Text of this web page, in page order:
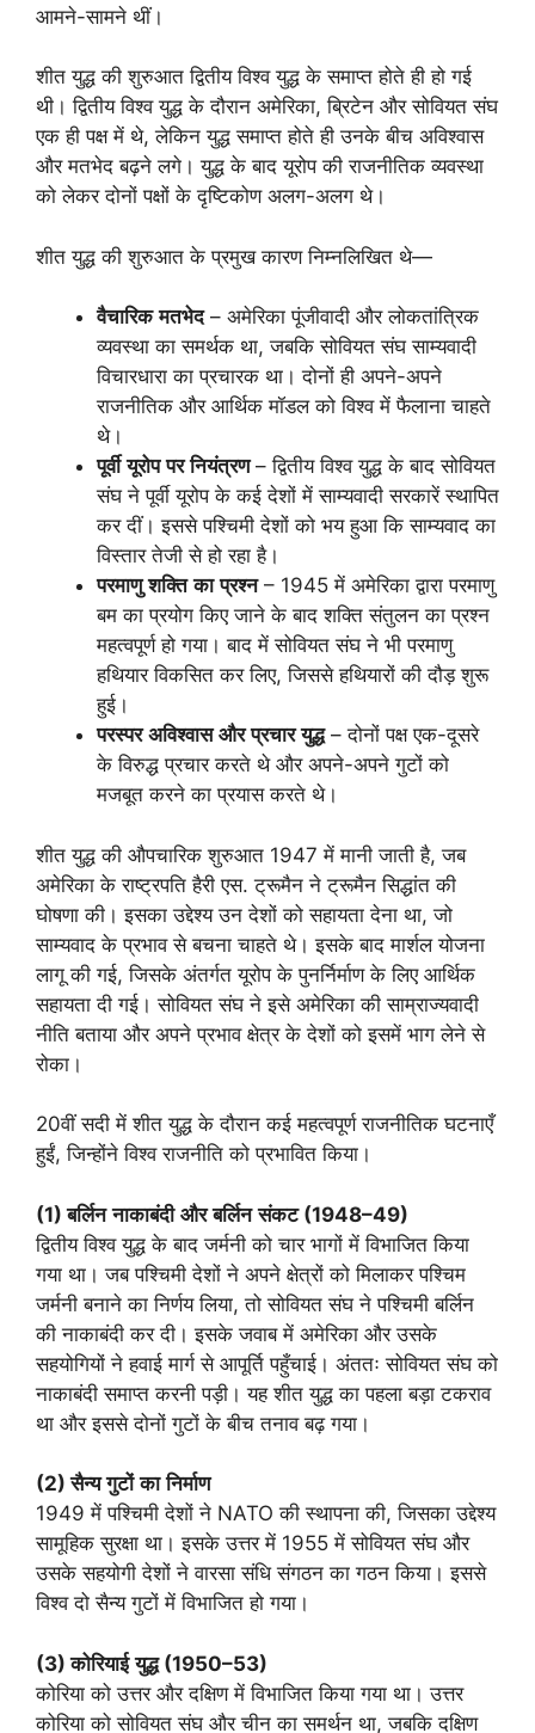
आमने-सामने थीं।
शीत युद्ध की शुरुआत द्वितीय विश्व युद्ध के समाप्त होते ही हो गई
थी। द्वितीय विश्व युद्ध के दौरान अमेरिका, ब्रिटेन और सोवियत संघ
एक ही पक्ष में थे, लेकिन युद्ध समाप्त होते ही उनके बीच अविश्वास
और मतभेद बढ़ने लगे। युद्ध के बाद यूरोप की राजनीतिक व्यवस्था
को लेकर दोनों पक्षों के दृष्टिकोण अलग-अलग थे।
शीत युद्ध की शुरुआत के प्रमुख कारण निम्नलिखित थे—
वैचारिक मतभेद– अमेरिका पूंजीवादी और लोकतांत्रिक
व्यवस्था का समर्थक था, जबकि सोवियत संघ साम्यवादी
विचारधारा का प्रचारक था। दोनों ही अपने-अपने
राजनीतिक और आर्थिक मॉडल को विश्व में फैलाना चाहते
थे।
पूर्वी यूरोप पर नियंत्रण– द्वितीय विश्व युद्ध के बाद सोवियत
संघ ने पूर्वी यूरोप के कई देशों में साम्यवादी सरकारें स्थापित
कर दीं। इससे पश्चिमी देशों को भय हुआ कि साम्यवाद का
विस्तार तेजी से हो रहा है।
परमाणु शक्ति का प्रश्न– 1945 में अमेरिका द्वारा परमाणु
बम का प्रयोग किए जाने के बाद शक्ति संतुलन का प्रश्न
महत्वपूर्ण हो गया। बाद में सोवियत संघ ने भी परमाणु
हथियार विकसित कर लिए, जिससे हथियारों की दौड़ शुरू
हुई।
परस्पर अविश्वास और प्रचार युद्ध– दोनों पक्ष एक-दूसरे
के विरुद्ध प्रचार करते थे और अपने-अपने गुटों को
मजबूत करने का प्रयास करते थे।
शीत युद्ध की औपचारिक शुरुआत 1947 में मानी जाती है, जब
अमेरिका के राष्ट्रपति हैरी एस. ट्रूमैन ने ट्रूमैन सिद्धांत की
घोषणा की। इसका उद्देश्य उन देशों को सहायता देना था, जो
साम्यवाद के प्रभाव से बचना चाहते थे। इसके बाद मार्शल योजना
लागू की गई, जिसके अंतर्गत यूरोप के पुनर्निर्माण के लिए आर्थिक
सहायता दी गई। सोवियत संघ ने इसे अमेरिका की साम्राज्यवादी
नीति बताया और अपने प्रभाव क्षेत्र के देशों को इसमें भाग लेने से
रोका।
20वीं सदी में शीत युद्ध के दौरान कई महत्वपूर्ण राजनीतिक घटनाएँ
हुईं, जिन्होंने विश्व राजनीति को प्रभावित किया।
(1)बर्लिन नाकाबंदी और बर्लिन संकट(1948–49)
द्वितीय विश्व युद्ध के बाद जर्मनी को चार भागों में विभाजित किया
गया था। जब पश्चिमी देशों ने अपने क्षेत्रों को मिलाकर पश्चिम
जर्मनी बनाने का निर्णय लिया, तो सोवियत संघ ने पश्चिमी बर्लिन
की नाकाबंदी कर दी। इसके जवाब में अमेरिका और उसके
सहयोगियों ने हवाई मार्ग से आपूर्ति पहुँचाई। अंततः सोवियत संघ को
नाकाबंदी समाप्त करनी पड़ी। यह शीत युद्ध का पहला बड़ा टकराव
था और इससे दोनों गुटों के बीच तनाव बढ़ गया।
(2)सैन्य गुटों का निर्माण
1949 में पश्चिमी देशों ने NATO की स्थापना की, जिसका उद्देश्य
सामूहिक सुरक्षा था। इसके उत्तर में 1955 में सोवियत संघ और
उसके सहयोगी देशों ने वारसा संधि संगठन का गठन किया। इससे
विश्व दो सैन्य गुटों में विभाजित हो गया।
(3)कोरियाई युद्ध(1950–53)
कोरिया को उत्तर और दक्षिण में विभाजित किया गया था। उत्तर
कोरिया को सोवियत संघ और चीन का समर्थन था, जबकि दक्षिण